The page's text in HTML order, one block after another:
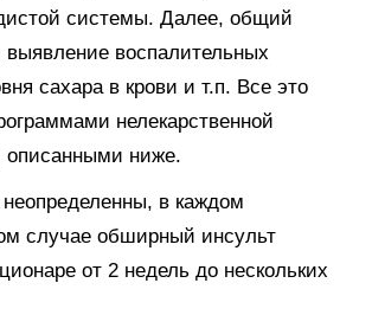
системы. Далее, общий
выявление воспалительных
сахара в крови и т.п. Все это
нелекарственной
описанными ниже.
в каждом
случае обширный инсульт
от 2 недель до нескольких